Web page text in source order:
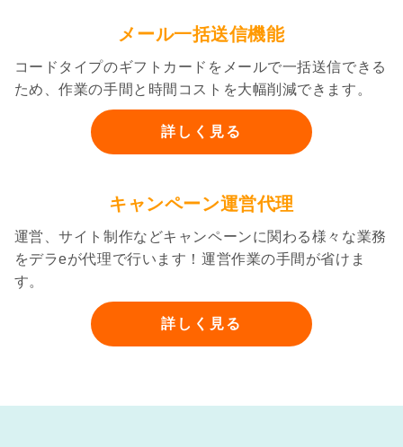
メール一括送信機能
コードタイプのギフトカードをメールで一括送信できる
ため、作業の手間と時間コストを大幅削減できます。
詳しく見る
キャンペーン運営代理
運営、サイト制作などキャンペーンに関わる様々な業務
をデラeが代理で行います！運営作業の手間が省けま
す。
詳しく見る